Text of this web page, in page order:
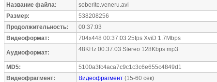
Название файла:
soberite.veneru.avi
Размер:
538208256
Продолжительность:
00:37:03
Видеоформат:
704x448 00:37:03 25fps XviD 1.7Mbps
Аудиоформат: 48KHz 00:37:03 Stereo 128Kbps mp3
MD5:
5100a3fc4aca7c9c1c3c6e655c4849d1
Видеофрагмент:
Видеофрагмент (15-60 сек)